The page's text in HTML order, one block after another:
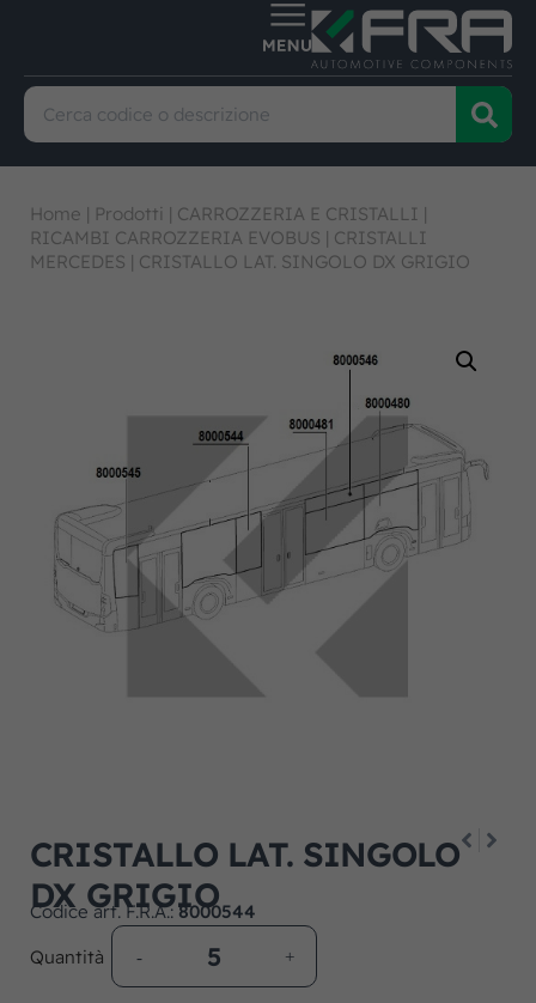
Home | Prodotti | CARROZZERIA E CRISTALLI |
RICAMBI CARROZZERIA EVOBUS | CRISTALLI
MERCEDES | CRISTALLO LAT. SINGOLO DX GRIGIO
CRISTALLO LAT. SINGOLO
DX GRIGIO
Codice art. F.R.A.: 8000544
Quantità